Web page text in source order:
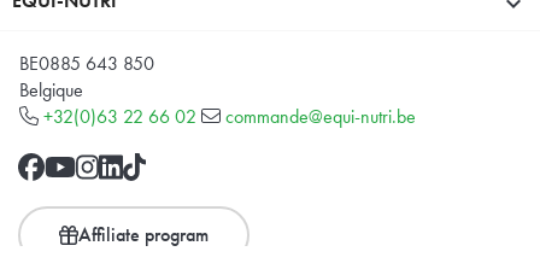
BE0885 643 850
Belgique
+32(0)63 22 66 02
commande@equi-nutri.be
Affiliate program